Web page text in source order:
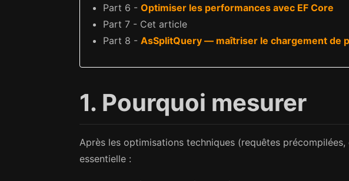
Part 6 - Optimiser les performances avec EF Core
Part 7 - Cet article
Part 8 - AsSplitQuery — maîtriser le chargement de
1. Pourquoi mesurer
Après les optimisations techniques (requêtes
essentielle :